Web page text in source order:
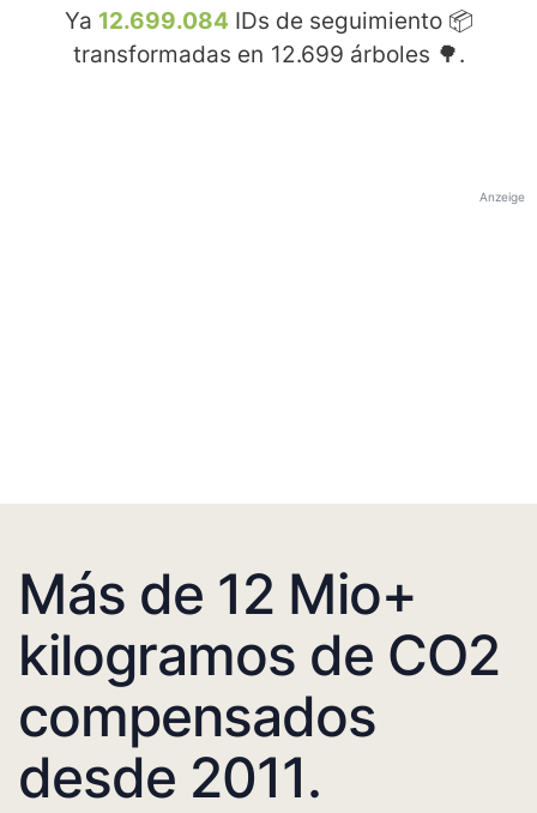
Ya 12.699.084 IDs de seguimiento 📦
transformadas en 12.699 árboles 🌳.
Anzeige
Más de 12 Mio+
kilogramos de CO2
compensados
desde 2011.